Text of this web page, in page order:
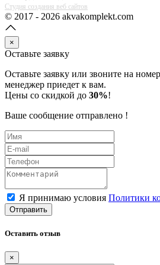
Студия создания веб сайтов
© 2017 - 2026 akvakomplekt.com
×
Оставьте заявку
Оставьте заявку или звоните на номер
менеджер приедет к вам.
Цены со скидкой до 30%!
Ваше сообщение отправлено !
Я принимаю условия Политики
Отправить
Оставить отзыв
×